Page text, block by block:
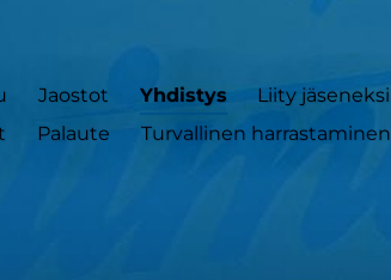
Jaostot Yhdistys Liity jäseneksi
Palaute Turvallinen harrastaminen